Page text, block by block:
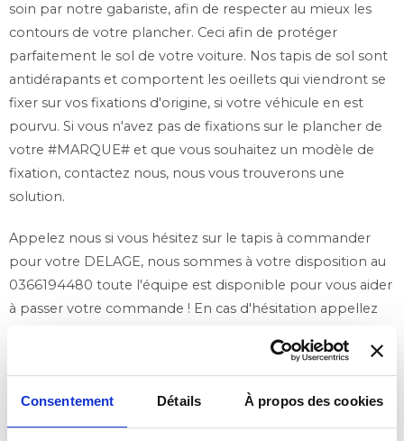
Consentement Détails À propos des cookies
soin par notre gabariste, afin de respecter au mieux les
contours de votre plancher. Ceci afin de protéger
parfaitement le sol de votre voiture. Nos tapis de sol sont
antidérapants et comportent les oeillets qui viendront se
fixer sur vos fixations d'origine, si votre véhicule en est
pourvu. Si vous n'avez pas de fixations sur le plancher de
votre #MARQUE# et que vous souhaitez un modèle de
fixation, contactez nous, nous vous trouverons une
solution.
Appelez nous si vous hésitez sur le tapis à commander
pour votre DELAGE, nous sommes à votre disposition au
0366194480 toute l'équipe est disponible pour vous aider
à passer votre commande ! En cas d'hésitation appellez